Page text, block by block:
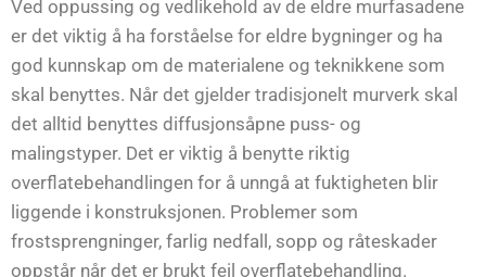
Ved oppussing og vedlikehold av de eldre murfasadene
er det viktig å ha forståelse for eldre bygninger og ha
god kunnskap om de materialene og teknikkene som
skal benyttes. Når det gjelder tradisjonelt murverk skal
det alltid benyttes diffusjonsåpne puss- og
malingstyper. Det er viktig å benytte riktig
overflatebehandlingen for å unngå at fuktigheten blir
liggende i konstruksjonen. Problemer som
frostsprengninger, farlig nedfall, sopp og råteskader
oppstår når det er brukt feil overflatebehandling.